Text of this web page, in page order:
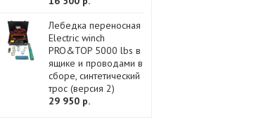
Лебедка переносная
Electric winch
PRO&TOP 5000 lbs в
ящике и проводами в
сборе, синтетический
трос (версия 2)
29 950 р.